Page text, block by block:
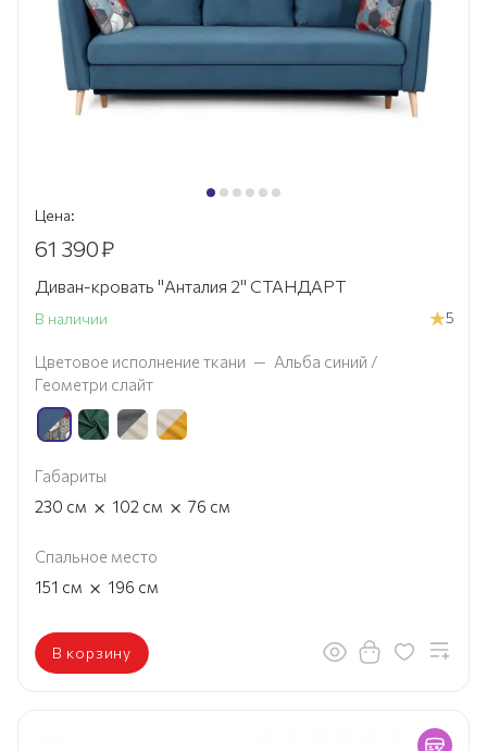
Цена:
61 390₽
Диван-кровать "Анталия 2" СТАНДАРТ
В наличии 5
Цветовое исполнение ткани — Альба синий /
Геометри слайт
Габариты
230 см × 102 см × 76 см
Спальное место
151 см × 196 см
В корзину